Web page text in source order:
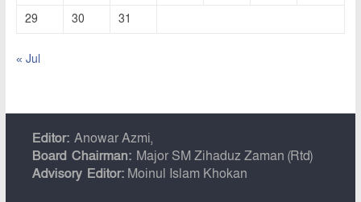
29
30 31
« Jul
Editor: Anowar Azmi,
Board Chairman: Major SM Zihaduz Zaman (Rtd)
Advisory Editor:Moinul Islam Khokan